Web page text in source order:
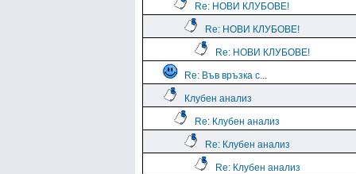
Re: НОВИ КЛУБОВЕ!
Re: НОВИ КЛУБОВЕ!
Re: НОВИ КЛУБОВЕ!
Re: Във връзка с...
Клубен анализ
Re: Клубен анализ
Re: Клубен анализ
Re: Клубен анализ